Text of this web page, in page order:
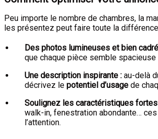
Peu importe le nombre de chambres, la
les présentez peut faire toute la
Des photos lumineuses et bien
que chaque pièce semble spacieuse
Une description inspirante : au-delà
décrivez le potentiel d’usage de
Soulignez les caractéristiques
walk-in, fenestration abondante…
l’attention.